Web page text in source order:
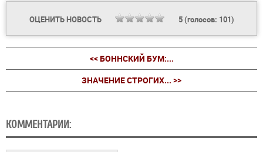
ОЦЕНИТЬ НОВОСТЬ 5(голосов: 101)
<< БОННСКИЙ БУМ:...
ЗНАЧЕНИЕ СТРОГИХ... >>
КОММЕНТАРИИ: